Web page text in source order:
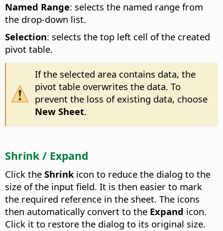
Named Range: selects the named range from
the drop-down list.
Selection: selects the top left cell of the created
pivot table.
If the selected area contains data, the
pivot table overwrites the data. To
prevent the loss of existing data, choose
New Sheet.
Shrink / Expand
Click the Shrinkicon to reduce the dialog to the
size of the input field. It is then easier to mark
the required reference in the sheet. The icons
then automatically convert to the Expand icon.
Click it to restore the dialog to its original size.